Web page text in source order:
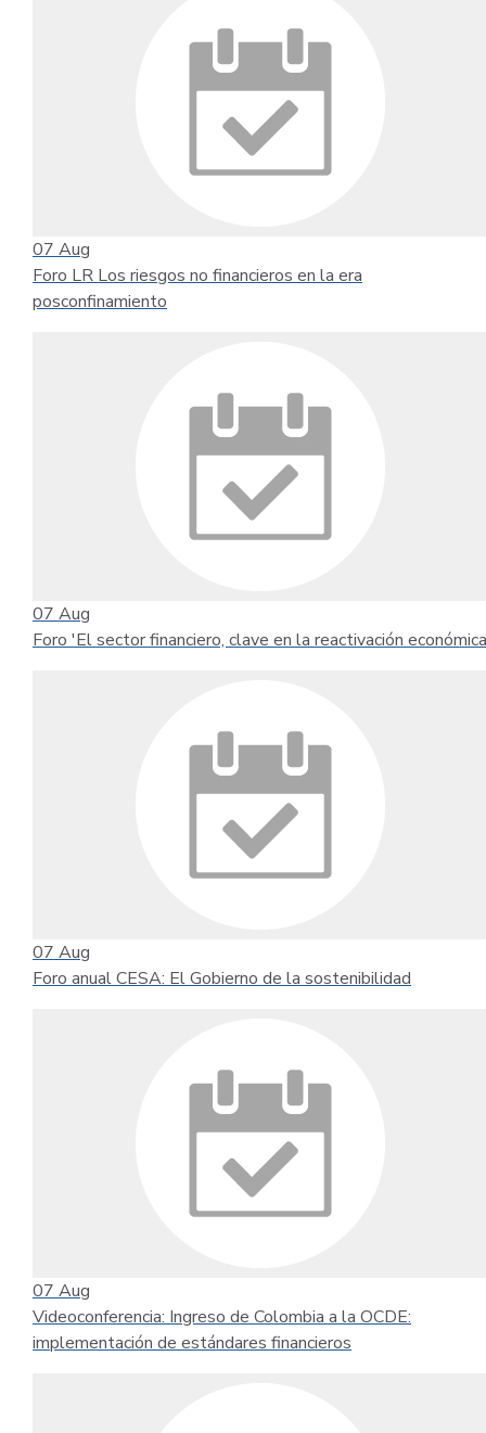
07 Aug
Foro LR Los riesgos no financieros en la era
posconfinamiento
07 Aug
Foro 'El sector financiero, clave en la reactivación
07 Aug
Foro anual CESA: El Gobierno de la sostenibilidad
07 Aug
Videoconferencia: Ingreso de Colombia a la OCDE:
implementación de estándares financieros